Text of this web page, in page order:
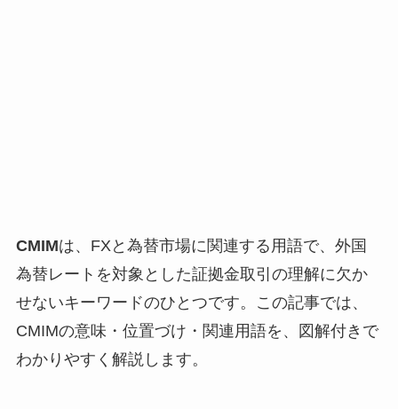
CMIMは、FXと為替市場に関連する用語で、外国
為替レートを対象とした証拠金取引の理解に欠か
せないキーワードのひとつです。この記事では、
CMIMの意味・位置づけ・関連用語を、図解付きで
わかりやすく解説します。